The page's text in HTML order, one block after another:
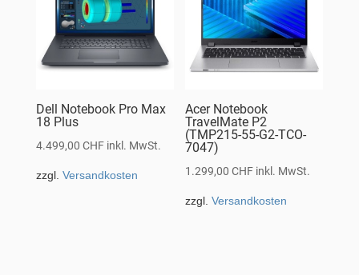
Dell Notebook Pro Max
18 Plus
4.499,00 CHF inkl. MwSt.
zzgl. Versandkosten
Acer Notebook
TravelMate P2
(TMP215-55-G2-TCO-
7047)
1.299,00CHF inkl. MwSt.
zzgl.Versandkosten